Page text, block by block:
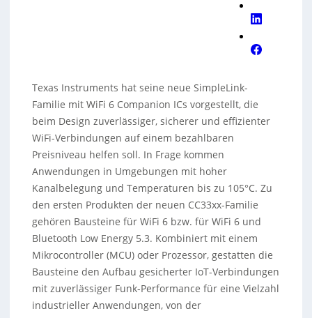
Texas Instruments hat seine neue SimpleLink-
Familie mit WiFi 6 Companion ICs vorgestellt, die
beim Design zuverlässiger, sicherer und effizienter
WiFi-Verbindungen auf einem bezahlbaren
Preisniveau helfen soll. In Frage kommen
Anwendungen in Umgebungen mit hoher
Kanalbelegung und Temperaturen bis zu 105°C. Zu
den ersten Produkten der neuen CC33xx-Familie
gehören Bausteine für WiFi 6 bzw. für WiFi 6 und
Bluetooth Low Energy 5.3. Kombiniert mit einem
Mikrocontroller (MCU) oder Prozessor, gestatten die
Bausteine den Aufbau gesicherter IoT-Verbindungen
mit zuverlässiger Funk-Performance für eine Vielzahl
industrieller Anwendungen, von der